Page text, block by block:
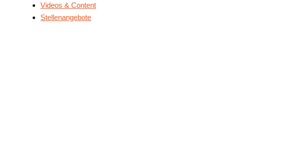
Videos & Content
Stellenangebote